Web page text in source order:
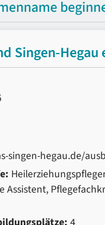
Singen-Hegau
singen-hegau.de/
Assistent,